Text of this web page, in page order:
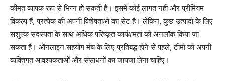
कीमत व्यापक रूप से भिन्न हो सकती है। इसमें कोई लागत नहीं और प्रीमियम
विकल्प हैं, प्रत्येक की अपनी विशेषताओं का सेट है। लेकिन, कुछ उत्पादों के लिए
सशुल्क सदस्यता के साथ अधिक परिष्कृत कार्यक्षमता को अनलॉक किया जा
सकता है। ऑनलाइन सहयोग मंच के लिए प्रतिबद्ध होने से पहले, टीमों को अपनी
व्यक्तिगत आवश्यकताओं और संसाधनों का जायजा लेना चाहिए।